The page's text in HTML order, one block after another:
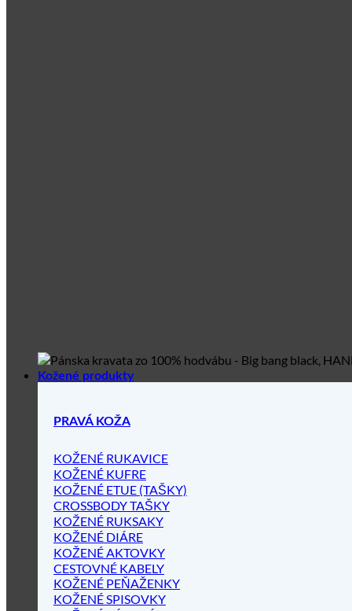
Kožené produkty
PRAVÁ KOŽA
KOŽENÉ RUKAVICE
KOŽENÉ KUFRE
KOŽENÉ ETUE (TAŠKY)
CROSSBODY TAŠKY
KOŽENÉ RUKSAKY
KOŽENÉ DIÁRE
KOŽENÉ AKTOVKY
CESTOVNÉ KABELY
KOŽENÉ PEŇAŽENKY
KOŽENÉ SPISOVKY